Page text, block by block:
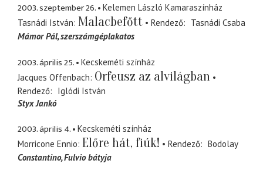
2003. szeptember 26.
Kelemen László Kamaraszínház
Tasnádi István Malacbefőtt Rendező
Tasnádi Csaba
Mámor Pál szerszámgéplakatos
2003. április 25.
Kecskeméti színház
Jacques Offenbach Orfeusz az alvilágban
Rendező
Iglódi István
Styx Jankó
2003. április 4.
Kecskeméti színház
Morricone Ennio Előre hát, fiúk! Rendező
Bodolay
Constantino Fulvio bátyja